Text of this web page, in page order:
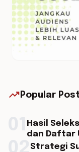
trending_up Popular
Hasil
dan Daftar
Strategi